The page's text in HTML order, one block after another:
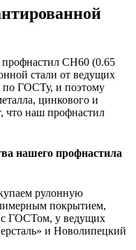
профнастил СН60 (0.65
стали от ведущих
по ГОСТу, и поэтому
цинкового и
что наш профнастил
нашего профнастила
рулонную
покрытием,
с ГОСТом, у ведущих
и Новолипецкий